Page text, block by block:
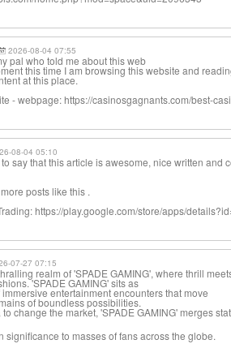
2026-08-04 07:55
pal who told me about this web
this time I am browsing this website and
at this place.
- webpage: https://casinosgagnants.com/best-
08-04 05:10
say that this article is awesome, nice written and
posts like this .
https://play.google.com/store/apps/
07-27 07:15
realm of 'SPADE GAMING', where thrill
'SPADE GAMING' sits as
entertainment encounters that move
of boundless possibilities.
change the market, 'SPADE GAMING' merges
significance to masses of fans across the globe.